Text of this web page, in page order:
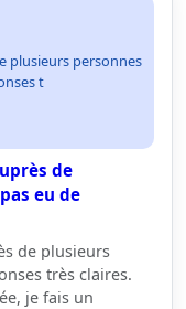
plusieurs personnes
t
de
eu de
de plusieurs
très claires.
je fais un